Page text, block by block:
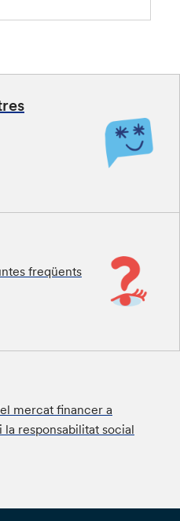
freqüents
mercat financer a
responsabilitat social